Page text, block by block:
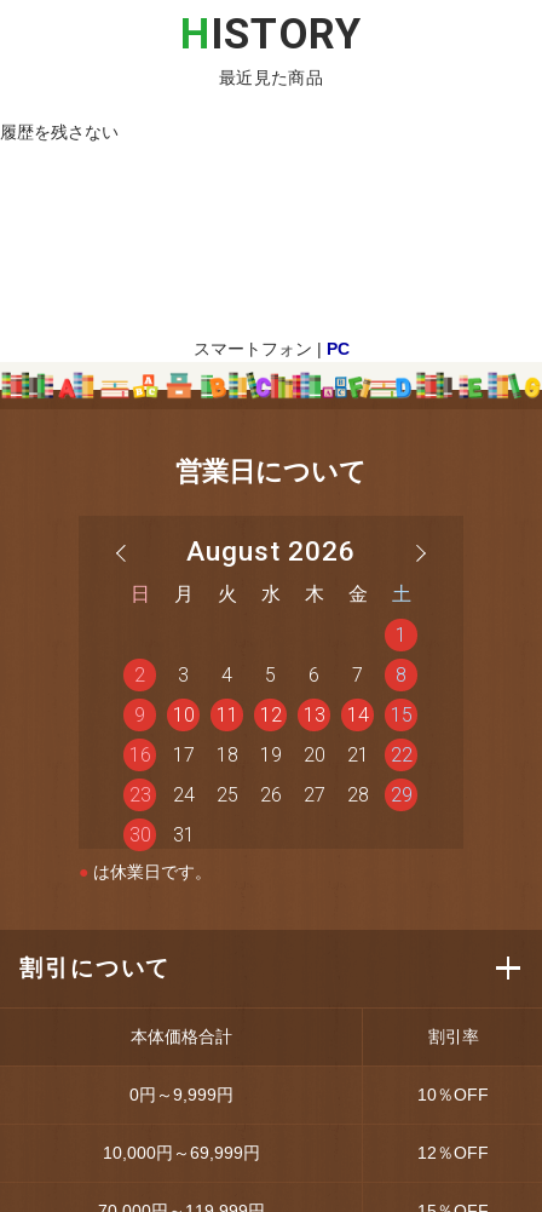
HISTORY
最近見た商品
履歴を残さない
スマートフォン | PC
営業日について
August 2026
日 月 火 水 木 金
土
1
2
3 4 5 6 7
8
9
10 11 12 13 14
15
16
17 18 19 20 21
22
23
24 25 26 27 28
29
30
31
● は休業日です。
割引について
本体価格合計 割引率
0円～9,999円 10％OFF
10,000円～69,999円 12％OFF